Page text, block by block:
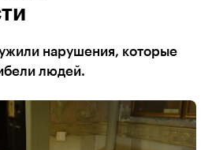
нарушения, которые
людей.